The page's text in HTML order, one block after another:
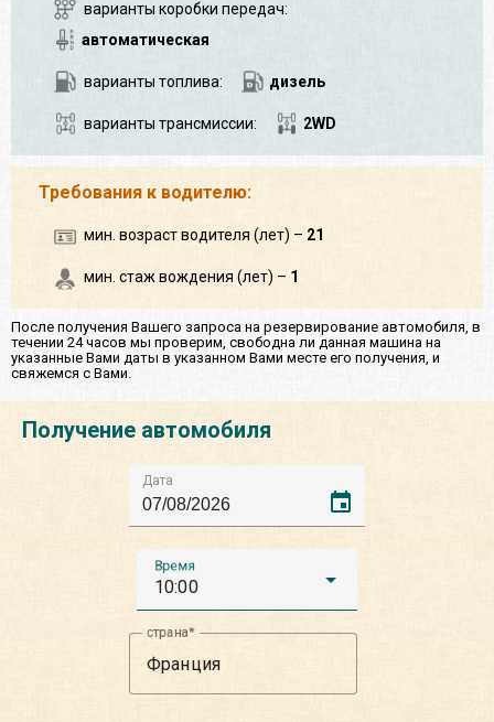
варианты коробки передач:
автоматическая
варианты топлива: дизель
варианты трансмиссии: 2WD
Требования к водителю:
мин. возраст водителя (лет) – 21
мин. стаж вождения (лет) – 1
После получения Вашего запроса на резервирование автомобиля, в
течении 24 часов мы проверим, свободна ли данная машина на
указанные Вами даты в указанном Вами месте его получения, и
свяжемся с Вами.
Получение автомобиля
Дата
event
Время
10:00
страна